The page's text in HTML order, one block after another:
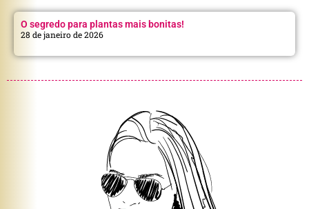
O segredo para plantas mais bonitas!
28 de janeiro de 2026